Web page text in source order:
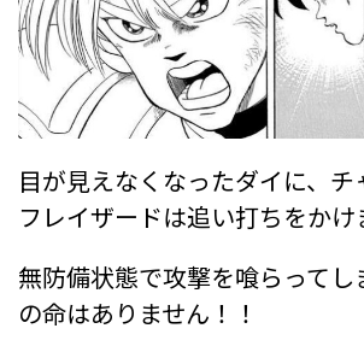
目が見えなくなったダイに、
フレイザードは追い打ちをかけ
無防備状態で攻撃を喰らってし
の命はありません！！